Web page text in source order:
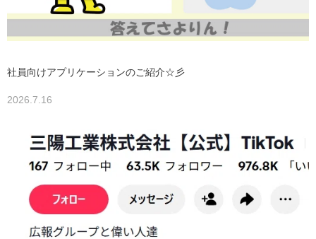
社員向けアプリケーションのご紹介☆彡
2026.7.16